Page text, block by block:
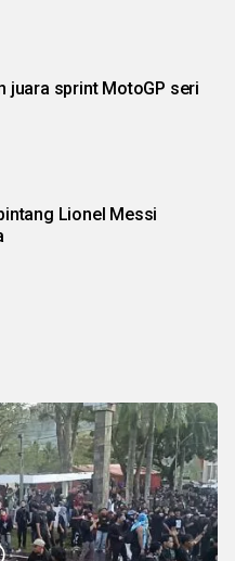
juara sprint MotoGP seri
Lionel Messi